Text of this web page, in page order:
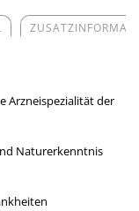
Arzneispezialität der
Naturerkenntnis